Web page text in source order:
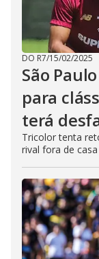
DO R7/15/02/2025
São
para
terá
Tricolor tenta
rival fora de casa